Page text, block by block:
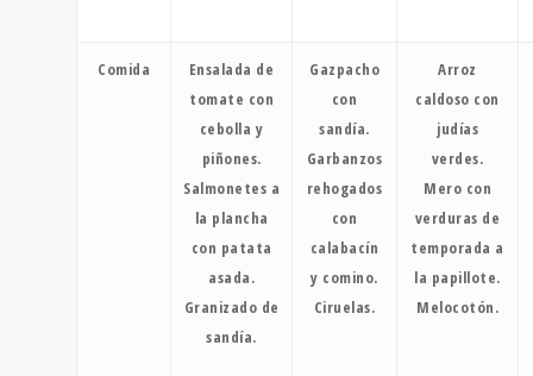
Comida
Ensalada de
tomate con
cebolla y
piñones.
Salmonetes a
la plancha
con patata
asada.
Granizado de
sandía.
Gazpacho
con
sandía.
Garbanzos
rehogados
con
calabacín
y comino.
Ciruelas.
Arroz
caldoso con
judías
verdes.
Mero con
verduras de
temporada a
la papillote.
Melocotón.